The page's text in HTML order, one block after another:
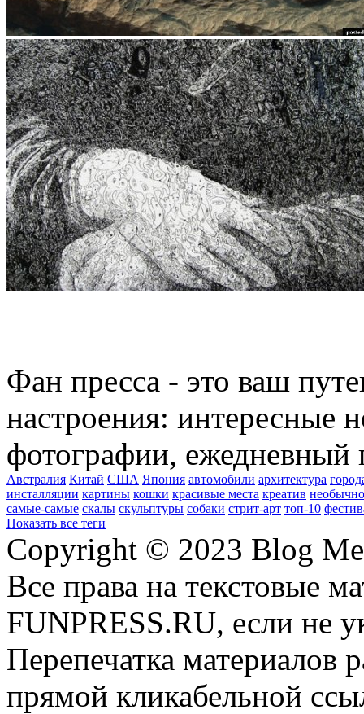
Фан пресса - это ваш
настроения: интересные
фотографии, ежедневный
Австралия Китай США Япония автомобили архитектура
инсталляции картины кошки красивые места креатив
самые-самые скалы скульптуры собаки стрит-арт топ-10
Показать все теги
Copyright © 2023 Blog
Все права на текстовые
FUNPRESS.RU, если не
Перепечатка материалов
прямой кликабельной